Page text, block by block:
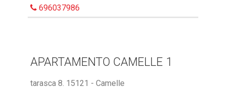
696037986
APARTAMENTO CAMELLE 1
tarasca 8. 15121 - Camelle